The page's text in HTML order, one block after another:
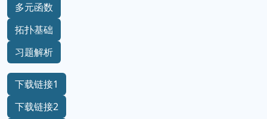
多元函数
拓扑基础
习题解析
下载链接1
下载链接2